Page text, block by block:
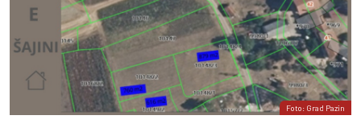
Foto: Grad Pazin